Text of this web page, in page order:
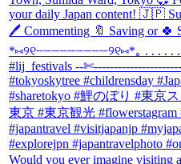
Would you ever imagine visiting